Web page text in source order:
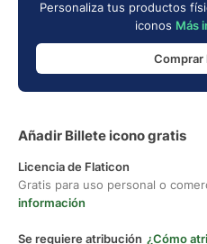
Personaliza tus productos
iconos Más
Comprar
Añadir Billete icono gratis
Licencia de Flaticon
Gratis para uso personal o
información
Se requiere atribución ¿Cómo